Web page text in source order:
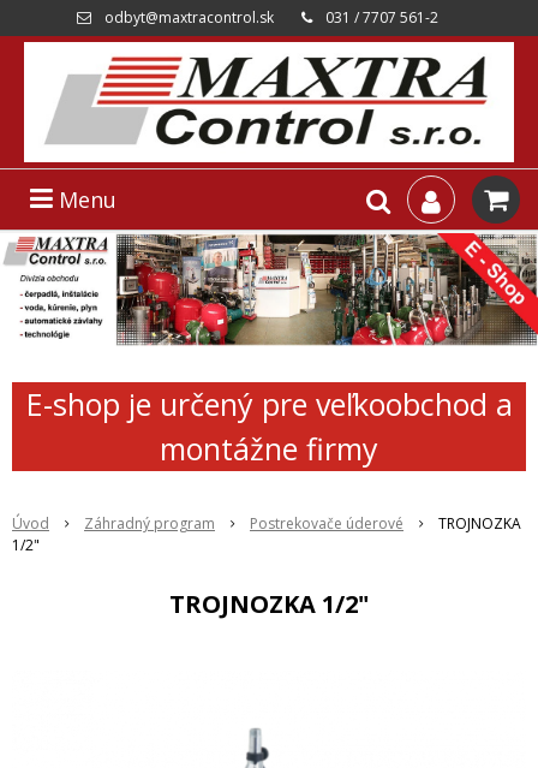
odbyt@maxtracontrol.sk 031 / 7707 561-2
Menu
E-shop je určený pre veľkoobchod a
montážne firmy
Úvod Záhradný program Postrekovače úderové
TROJNOZKA
1/2"
TROJNOZKA 1/2"